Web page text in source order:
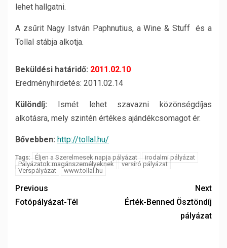
lehet hallgatni.
A zsűrit Nagy István Paphnutius, a Wine & Stuff és a
Tollal stábja alkotja.
Beküldési határidő: 2011.02.10
Eredményhirdetés: 2011.02.14
Különdíj: Ismét lehet szavazni közönségdíjas
alkotásra, mely szintén értékes ajándékcsomagot ér.
Bővebben: http://tollal.hu/
Tags: Éljen a Szerelmesek napja pályázat
irodalmi pályázat
Pályázatok magánszemélyeknek
versíró pályázat
Verspályázat
www.tollal.hu
Previous
Fotópályázat-Tél
Next
Érték-Benned Ösztöndíj
pályázat